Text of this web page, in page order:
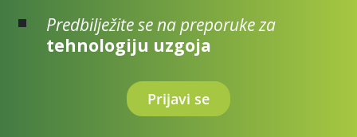
Predbilježite se na preporuke za
tehnologiju uzgoja
Prijavi se